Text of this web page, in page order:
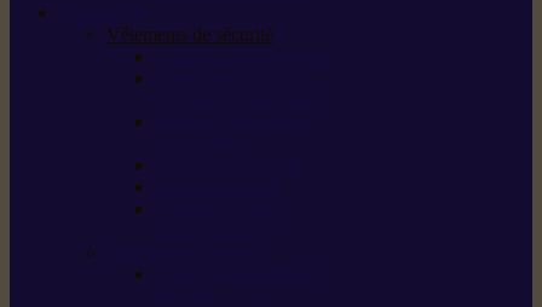
Vêtements de sécurité